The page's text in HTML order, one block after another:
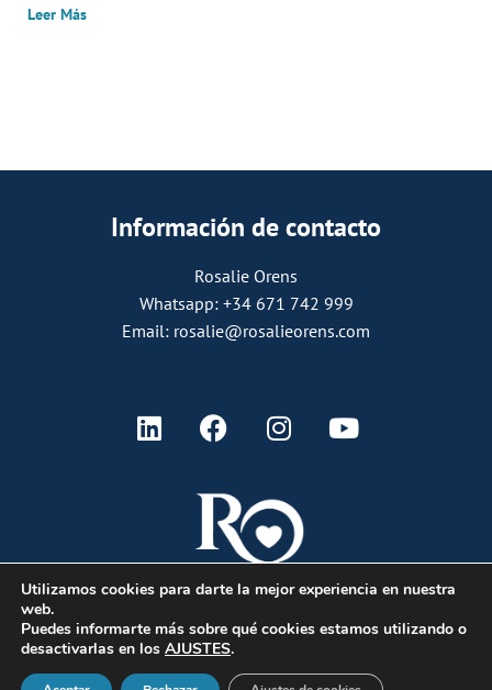
Leer Más
Información de contacto
Rosalie Orens
Whatsapp: +34 671 742 999
Email: rosalie@rosalieorens.com
Utilizamos cookies para darte la mejor experiencia en nuestra
web.
Puedes informarte más sobre qué cookies estamos utilizando o
desactivarlas en los AJUSTES.